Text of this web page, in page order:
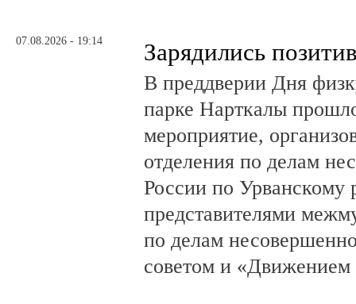
07.08.2026 - 19:14 Зарядились
В преддверии Дня
парке Нарткалы
мероприятие,
отделения по делам
России по Урванскому
представителями
по делам
советом и